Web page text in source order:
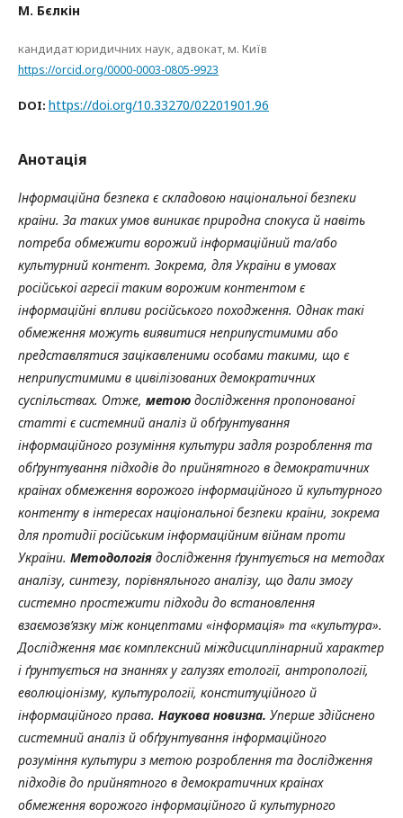
М. Бєлкін
кандидат юридичних наук, адвокат, м. Київ
https://orcid.org/0000-0003-0805-9923
DOI: https://doi.org/10.33270/02201901.96
Анотація
Інформаційна безпека є складовою національної безпеки
країни. За таких умов виникає природна спокуса й навіть
потреба обмежити ворожий інформаційний та/або
культурний контент. Зокрема, для України в умовах
російської агресії таким ворожим контентом є
інформаційні впливи російського походження. Однак такі
обмеження можуть виявитися неприпустимими або
представлятися зацікавленими особами такими, що є
неприпустимими в цивілізованих демократичних
суспільствах. Отже, метою дослідження пропонованої
статті є системний аналіз й обґрунтування
інформаційного розуміння культури задля розроблення та
обґрунтування підходів до прийнятного в демократичних
країнах обмеження ворожого інформаційного й культурного
контенту в інтересах національної безпеки країни, зокрема
для протидії російським інформаційним війнам проти
України. Методологія дослідження ґрунтується на методах
аналізу, синтезу, порівняльного аналізу, що дали змогу
системно простежити підходи до встановлення
взаємозв’язку між концептами «інформація» та «культура».
Дослідження має комплексний міждисциплінарний характер
і ґрунтується на знаннях у галузях етології, антропології,
еволюціонізму, культурології, конституційного й
інформаційного права. Наукова новизна. Уперше здійснено
системний аналіз й обґрунтування інформаційного
розуміння культури з метою розроблення та дослідження
підходів до прийнятного в демократичних країнах
обмеження ворожого інформаційного й культурного